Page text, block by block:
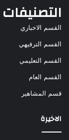
التصنيفات
القسم الاخباري
القسم الترفيهي
القسم التعليمي
القسم العام
قسم المشاهير
الاخيرة